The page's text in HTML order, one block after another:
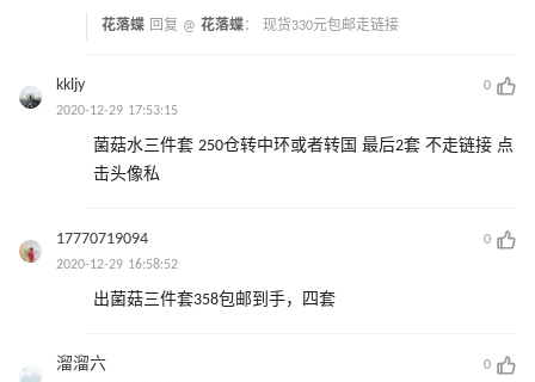
花落蝶 回复 @ 花落蝶： 现货330元包邮走链接
kkljy
0
2020-12-29 17:53:15
菌菇水三件套 250仓转中环或者转国 最后2套 不走链接 点
击头像私
17770719094
0
2020-12-29 16:58:52
出菌菇三件套358包邮到手，四套
溜溜六
0